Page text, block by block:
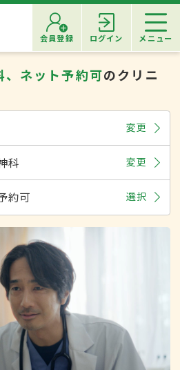
会員登録 ログイン メニュー
ネット予約可のクリニ
変更
科 変更
約可 選択